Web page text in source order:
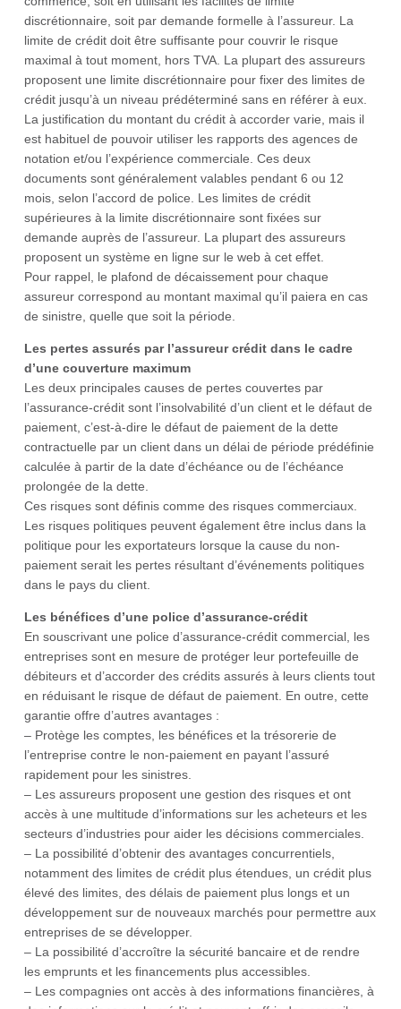
discrétionnaire, soit par demande formelle à l’assureur. La
limite de crédit doit être suffisante pour couvrir le risque
maximal à tout moment, hors TVA. La plupart des assureurs
proposent une limite discrétionnaire pour fixer des limites de
crédit jusqu’à un niveau prédéterminé sans en référer à eux.
La justification du montant du crédit à accorder varie, mais il
est habituel de pouvoir utiliser les rapports des agences de
notation et/ou l’expérience commerciale. Ces deux
documents sont généralement valables pendant 6 ou 12
mois, selon l’accord de police. Les limites de crédit
supérieures à la limite discrétionnaire sont fixées sur
demande auprès de l’assureur. La plupart des assureurs
proposent un système en ligne sur le web à cet effet.
Pour rappel, le plafond de décaissement pour chaque
assureur correspond au montant maximal qu’il paiera en cas
de sinistre, quelle que soit la période.
Les pertes assurés par l’assureur crédit dans le cadre
d’une couverture maximum
Les deux principales causes de pertes couvertes par
l’assurance-crédit sont l’insolvabilité d’un client et le défaut de
paiement, c’est-à-dire le défaut de paiement de la dette
contractuelle par un client dans un délai de période prédéfinie
calculée à partir de la date d’échéance ou de l’échéance
prolongée de la dette.
Ces risques sont définis comme des risques commerciaux.
Les risques politiques peuvent également être inclus dans la
politique pour les exportateurs lorsque la cause du non-
paiement serait les pertes résultant d’événements politiques
dans le pays du client.
Les bénéfices d’une police d’assurance-crédit
En souscrivant une police d’assurance-crédit commercial, les
entreprises sont en mesure de protéger leur portefeuille de
débiteurs et d’accorder des crédits assurés à leurs clients tout
en réduisant le risque de défaut de paiement. En outre, cette
garantie offre d’autres avantages :
– Protège les comptes, les bénéfices et la trésorerie de
l’entreprise contre le non-paiement en payant l’assuré
rapidement pour les sinistres.
– Les assureurs proposent une gestion des risques et ont
accès à une multitude d’informations sur les acheteurs et les
secteurs d’industries pour aider les décisions commerciales.
– La possibilité d’obtenir des avantages concurrentiels,
notamment des limites de crédit plus étendues, un crédit plus
élevé des limites, des délais de paiement plus longs et un
développement sur de nouveaux marchés pour permettre aux
entreprises de se développer.
– La possibilité d’accroître la sécurité bancaire et de rendre
les emprunts et les financements plus accessibles.
– Les compagnies ont accès à des informations financières, à